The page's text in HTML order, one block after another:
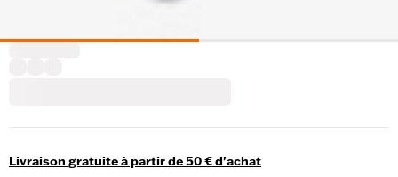
Livraison gratuite à partir de 50 € d'achat